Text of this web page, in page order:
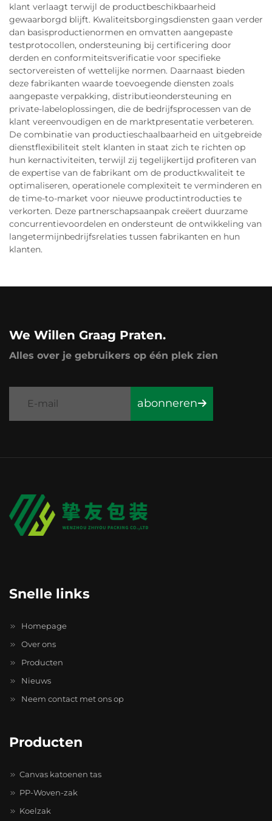
klant verlaagt terwijl de productbeschikbaarheid
gewaarborgd blijft. Kwaliteitsborgingsdiensten gaan verder
dan basisproductienormen en omvatten aangepaste
testprotocollen, ondersteuning bij certificering door
derden en conformiteitsverificatie voor specifieke
sectorvereisten of wettelijke normen. Daarnaast bieden
deze fabrikanten waarde toevoegende diensten zoals
aangepaste verpakking, distributieondersteuning en
private-labeloplossingen, die de bedrijfsprocessen van de
klant vereenvoudigen en de marktpresentatie verbeteren.
De combinatie van productieschaalbaarheid en uitgebreide
dienstflexibiliteit stelt klanten in staat zich te richten op
hun kernactiviteiten, terwijl zij tegelijkertijd profiteren van
de expertise van de fabrikant om de productkwaliteit te
optimaliseren, operationele complexiteit te verminderen en
de time-to-market voor nieuwe productintroducties te
verkorten. Deze partnerschapsaanpak creëert duurzame
concurrentievoordelen en ondersteunt de ontwikkeling van
langetermijnbedrijfsrelaties tussen fabrikanten en hun
klanten.
We Willen Graag Praten.
Alles over je gebruikers op één plek zien
abonneren
Snelle links
Homepage
Over ons
Producten
Nieuws
Neem contact met ons op
Producten
Canvas katoenen tas
PP-Woven-zak
Koelzak